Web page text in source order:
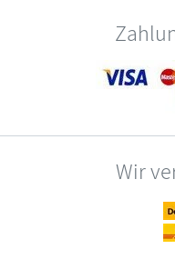
Wir